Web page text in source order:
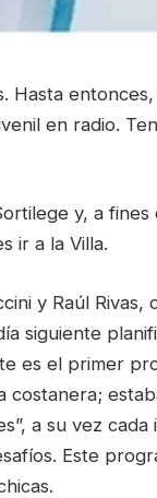
Hasta
en radio.
y, a fines
ir a la Villa.
y Raúl Rivas,
siguiente
es el primer
costanera;
a su vez
Este